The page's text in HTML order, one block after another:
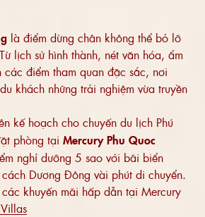
là điểm dừng chân không thể bỏ lỡ
lịch sử hình thành, nét văn hóa, ẩm
các điểm tham quan đặc sắc, nơi
khách những trải nghiệm vừa truyền
kế hoạch cho chuyến du lịch Phú
phòng tại Mercury Phu Quoc
nghỉ dưỡng 5 sao với bãi biển
Dương Đông vài phút di chuyển.
khuyến mãi hấp dẫn tại Mercury